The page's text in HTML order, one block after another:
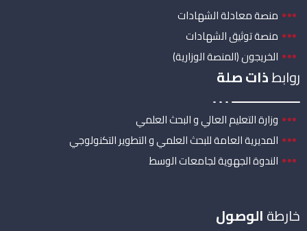
منصة معادلة الشهادات
منصة توثيق الشهادات
الخريجون (المنصة الوزارية)
روابطذات صلة
وزارة التعليم العالي و البحث العلمي
المديرية العامة للبحث العلمي و التطوير التكنولوجي
الندوة الجهوية لجامعات الوسط
خارطةالوصول